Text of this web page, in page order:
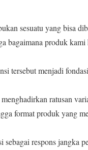
sesuatu yang bisa
bagaimana produk
tersebut menjadi
ratusan
format produk yang
respons jangka